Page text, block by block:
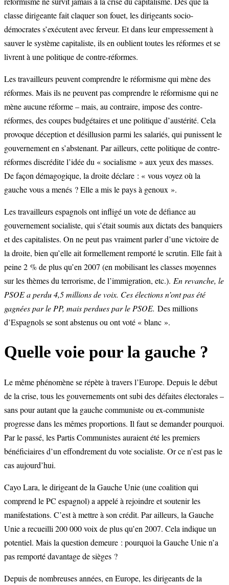
classe dirigeante fait claquer son fouet, les dirigeants socio-
démocrates s’exécutent avec ferveur. Et dans leur empressement à
sauver le système capitaliste, ils en oublient toutes les réformes et se
livrent à une politique de contre-réformes.
Les travailleurs peuvent comprendre le réformisme qui mène des
réformes. Mais ils ne peuvent pas comprendre le réformisme qui ne
mène aucune réforme – mais, au contraire, impose des contre-
réformes, des coupes budgétaires et une politique d’austérité. Cela
provoque déception et désillusion parmi les salariés, qui punissent le
gouvernement en s’abstenant. Par ailleurs, cette politique de contre-
réformes discrédite l’idée du « socialisme » aux yeux des masses.
De façon démagogique, la droite déclare : « vous voyez où la
gauche vous a menés ? Elle a mis le pays à genoux ».
Les travailleurs espagnols ont infligé un vote de défiance au
gouvernement socialiste, qui s’était soumis aux dictats des banquiers
et des capitalistes. On ne peut pas vraiment parler d’une victoire de
la droite, bien qu’elle ait formellement remporté le scrutin. Elle fait à
peine 2 % de plus qu’en 2007 (en mobilisant les classes moyennes
sur les thèmes du terrorisme, de l’immigration, etc.). En revanche, le
PSOE a perdu 4,5 millions de voix. Ces élections n’ont pas été
gagnées par le PP, mais perdues par le PSOE. Des millions
d’Espagnols se sont abstenus ou ont voté « blanc ».
Quelle voie pour la gauche ?
Le même phénomène se répète à travers l’Europe. Depuis le début
de la crise, tous les gouvernements ont subi des défaites électorales –
sans pour autant que la gauche communiste ou ex-communiste
progresse dans les mêmes proportions. Il faut se demander pourquoi.
Par le passé, les Partis Communistes auraient été les premiers
bénéficiaires d’un effondrement du vote socialiste. Or ce n’est pas le
cas aujourd’hui.
Cayo Lara, le dirigeant de la Gauche Unie (une coalition qui
comprend le PC espagnol) a appelé à rejoindre et soutenir les
manifestations. C’est à mettre à son crédit. Par ailleurs, la Gauche
Unie a recueilli 200 000 voix de plus qu’en 2007. Cela indique un
potentiel. Mais la question demeure : pourquoi la Gauche Unie n’a
pas remporté davantage de sièges ?
Depuis de nombreuses années, en Europe, les dirigeants de la